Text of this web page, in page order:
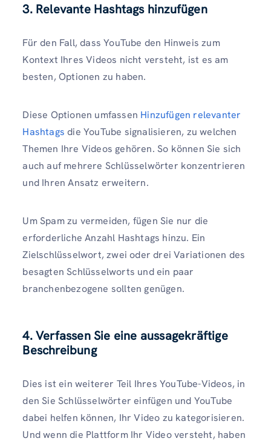
3. Relevante Hashtags hinzufügen
Für den Fall, dass YouTube den Hinweis zum
Kontext Ihres Videos nicht versteht, ist es am
besten, Optionen zu haben.
Diese Optionen umfassen Hinzufügen relevanter
Hashtags die YouTube signalisieren, zu welchen
Themen Ihre Videos gehören. So können Sie sich
auch auf mehrere Schlüsselwörter konzentrieren
und Ihren Ansatz erweitern.
Um Spam zu vermeiden, fügen Sie nur die
erforderliche Anzahl Hashtags hinzu. Ein
Zielschlüsselwort, zwei oder drei Variationen des
besagten Schlüsselworts und ein paar
branchenbezogene sollten genügen.
4. Verfassen Sie eine aussagekräftige
Beschreibung
Dies ist ein weiterer Teil Ihres YouTube-Videos, in
den Sie Schlüsselwörter einfügen und YouTube
dabei helfen können, Ihr Video zu kategorisieren.
Und wenn die Plattform Ihr Video versteht, haben